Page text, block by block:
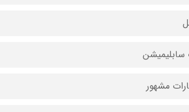
مشهور